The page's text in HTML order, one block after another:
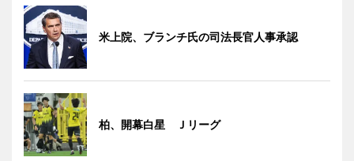
米上院、ブランチ氏の司法長官人事承認
柏、開幕白星 Ｊリーグ